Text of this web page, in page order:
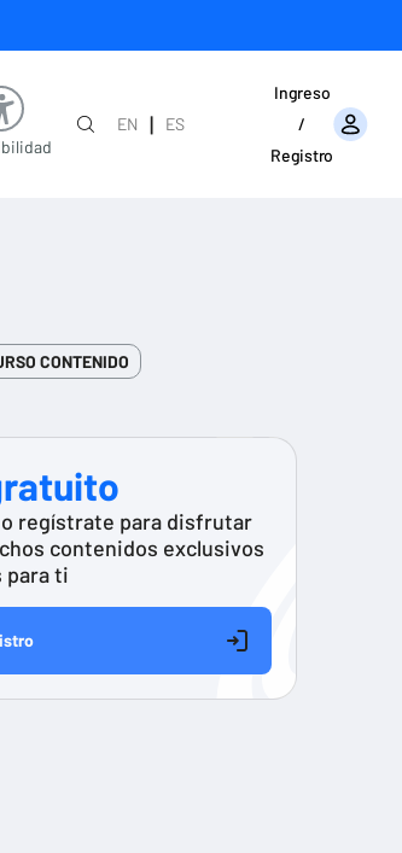
EN |
ES
Ingreso
/
Registro
CONTENIDO
regístrate para disfrutar
contenidos exclusivos
para ti